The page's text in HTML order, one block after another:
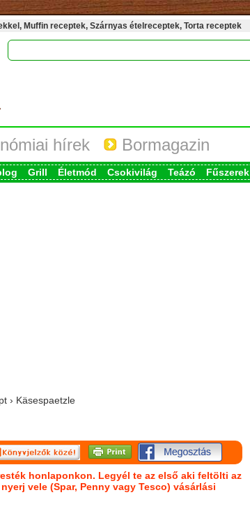
Muffin receptek, Szárnyas ételreceptek, Torta receptek
hírek Bormagazin
Grill Életmód Csokivilág Teázó Fűszerek
› Käsespaetzle
honlaponkon. Legyél te az első aki feltölti az
vele (Spar, Penny vagy Tesco) vásárlási